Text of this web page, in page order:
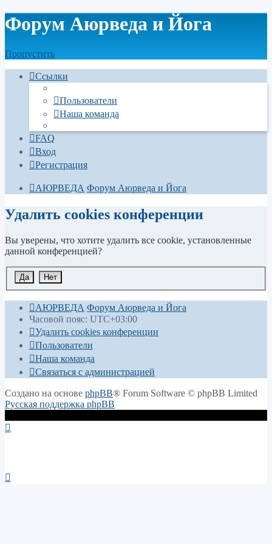
Форум Аюрведа и Йога
Пропустить
Ссылки
Пользователи
Наша команда
FAQ
Вход
Регистрация
АЮРВЕДА Форум Аюрведа и Йога
Удалить cookies конференции
Вы уверены, что хотите удалить все cookie, установленные
данной конференцией?
АЮРВЕДА Форум Аюрведа и Йога
Часовой пояс: UTC+03:00
Удалить cookies конференции
Пользователи
Наша команда
Связаться с администрацией
Создано на основе phpBB® Forum Software © phpBB Limited
Русская поддержка phpBB